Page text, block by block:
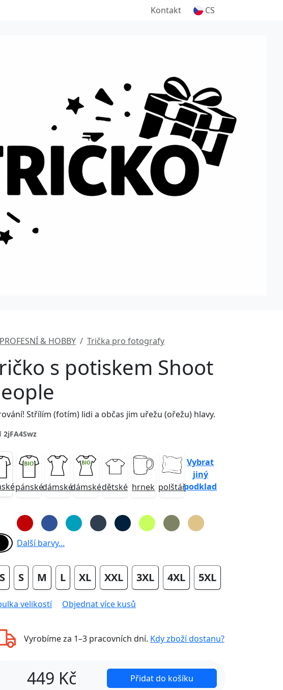
Kontakt CS
PROFESNÍ & HOBBY Trička pro fotografy
s potiskem Shoot
Střílím (fotím) lidi a občas jim uřežu (ořežu) hlavy.
2jFA4Swz
pánskédámskédámskédětské hrnek polštář
Vybrat
jiný
podklad
Další barvy...
S M L XL XXL 3XL 4XL 5XL
velikostí Objednat více kusů
Vyrobíme za 1–3 pracovních dní. Kdy zboží dostanu?
449 Kč Přidat do košíku